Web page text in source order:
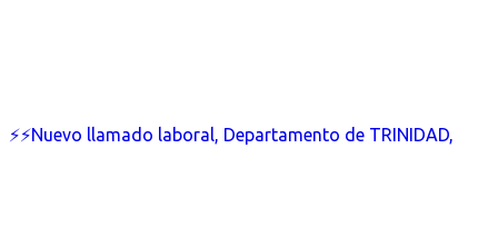
⚡⚡Nuevo llamado laboral, Departamento de TRINIDAD,